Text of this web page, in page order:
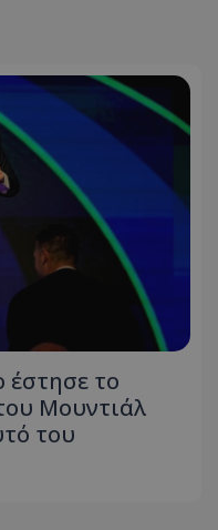
έστησε το
Μουντιάλ
του